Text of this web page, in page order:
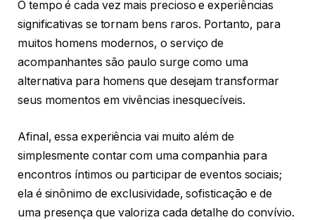
O tempo é cada vez mais precioso e experiências
significativas se tornam bens raros. Portanto, para
muitos homens modernos, o serviço de
acompanhantes são paulo surge como uma
alternativa para homens que desejam transformar
seus momentos em vivências inesquecíveis.
Afinal, essa experiência vai muito além de
simplesmente contar com uma companhia para
encontros íntimos ou participar de eventos sociais;
ela é sinônimo de exclusividade, sofisticação e de
uma presença que valoriza cada detalhe do convívio.